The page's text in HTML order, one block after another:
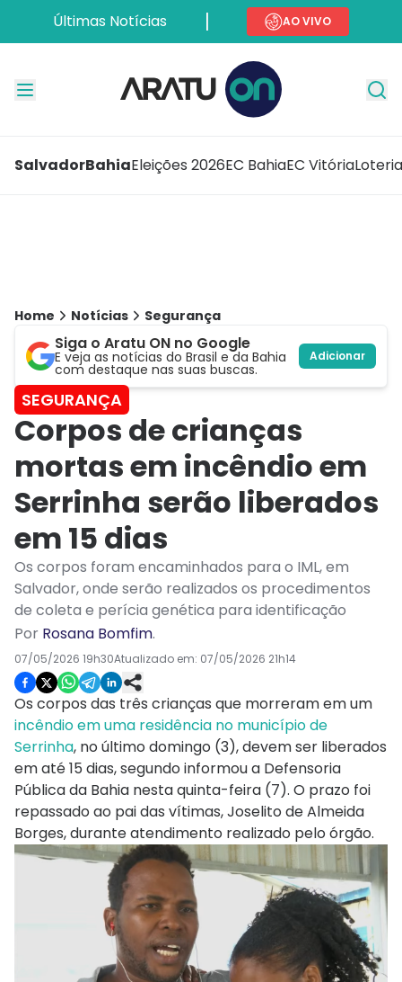
Últimas Notícias AO VIVO
SalvadorBahiaEleições 2026EC BahiaEC Vitória
Home Notícias Segurança
Siga o Aratu ON no Google
E veja as notícias do Brasil e da Bahia
com destaque nas suas buscas.
Adicionar
SEGURANÇA
Corpos de crianças
mortas em incêndio em
Serrinha serão liberados
em 15 dias
Os corpos foram encaminhados para o IML, em
Salvador, onde serão realizados os procedimentos
de coleta e perícia genética para identificação
Por Rosana Bomfim.
07/05/2026 19h30Atualizado em: 07/05/2026 21h14
Os corpos das três crianças que morreram em um
incêndio em uma residência no município de
Serrinha, no último domingo (3), devem ser liberados
em até 15 dias, segundo informou a Defensoria
Pública da Bahia nesta quinta-feira (7). O prazo foi
repassado ao pai das vítimas, Joselito de Almeida
Borges, durante atendimento realizado pelo órgão.